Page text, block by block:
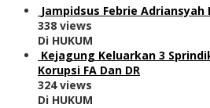
Jampidsus Febrie
338 views
Di HUKUM
Kejagung Keluarkan 3
Korupsi FA Dan DR
324 views
Di HUKUM